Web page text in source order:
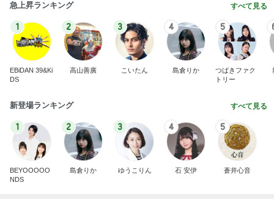
急上昇ランキング すべて見る
1
EBiDAN 39&Ki
DS
2
高山善廣
3
こいたん
4
島倉りか
5
つばきファク
トリー
新登場ランキング すべて見る
1
BEYOOOOO
NDS
2
島倉りか
3
ゆうこりん
4
石 安伊
5
蒼井心音